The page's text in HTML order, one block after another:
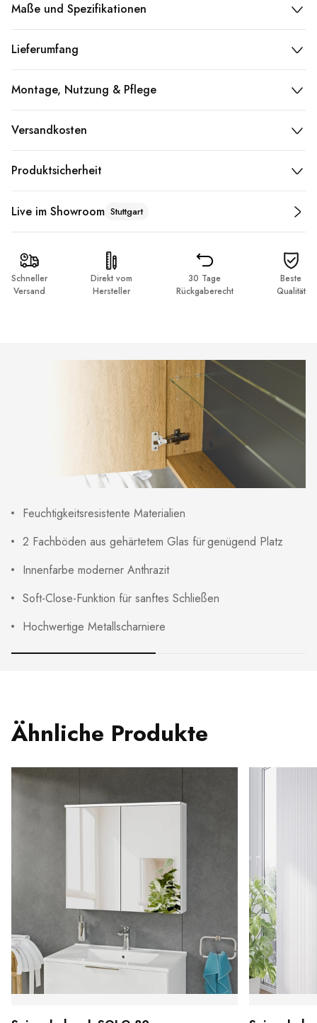
Maße und Spezifikationen
Lieferumfang
Montage, Nutzung & Pflege
Versandkosten
Produktsicherheit
Live im Showroom Stuttgart
Schneller
Versand
Direkt vom
Hersteller
30 Tage
Rückgaberecht
Beste
Qualität
Feuchtigkeitsresistente Materialien
2 Fachböden aus gehärtetem Glas für genügend Platz
Innenfarbe moderner Anthrazit
Soft-Close-Funktion für sanftes Schließen
Hochwertige Metallscharniere
Ähnliche Produkte